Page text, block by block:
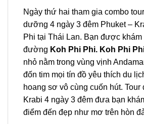
Ngày thứ hai tham gia combo
dưỡng 4 ngày 3 đêm Phuket –
Phi tại Thái Lan. Bạn được khám
đường Koh Phi Phi. Koh Phi
nhỏ nằm trong vùng vịnh
đốn tim mọi tín đồ yêu thích du
hoang sơ vô cùng cuốn hút. Tour
Krabi 4 ngày 3 đêm đưa bạn
điểm đến đẹp như mơ trên hòn